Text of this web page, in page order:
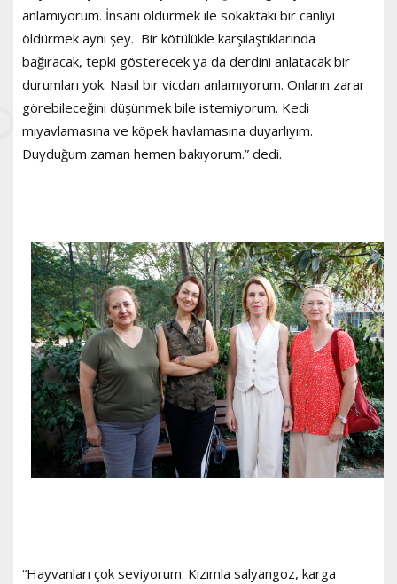
anlamıyorum. İnsanı öldürmek ile sokaktaki bir canlıyı
öldürmek aynı şey. Bir kötülükle karşılaştıklarında
bağıracak, tepki gösterecek ya da derdini anlatacak bir
durumları yok. Nasıl bir vicdan anlamıyorum. Onların zarar
görebileceğini düşünmek bile istemiyorum. Kedi
miyavlamasına ve köpek havlamasına duyarlıyım.
Duyduğum zaman hemen bakıyorum.” dedi.
“Hayvanları çok seviyorum. Kızımla salyangoz, karga